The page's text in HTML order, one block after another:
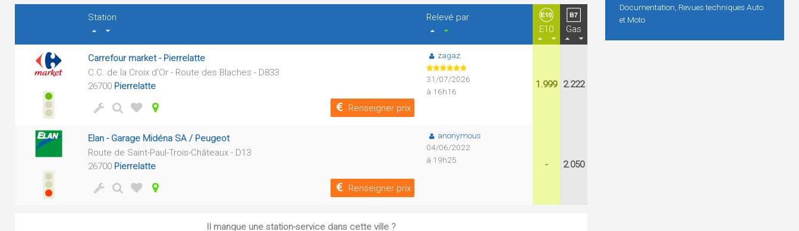
Station
Relevé par
E10
Gas
Carrefour market - Pierrelatte
C.C. de la Croix d'Or - Route des Blaches - D833
26700 Pierrelatte
Renseigner prix
zagaz
31/07/2026
à 16h16
1.999 2.222
Elan - Garage Midéna SA / Peugeot
Route de Saint-Paul-Trois-Châteaux - D13
26700 Pierrelatte
Renseigner prix
anonymous
04/06/2022
à 19h25
- 2.050
Il manque une station-service dans cette ville ?
Documentation, Revues techniques Auto
et Moto